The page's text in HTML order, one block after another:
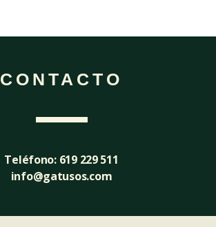
CONTACTO
Teléfono: 619 229 511
info@gatusos.com